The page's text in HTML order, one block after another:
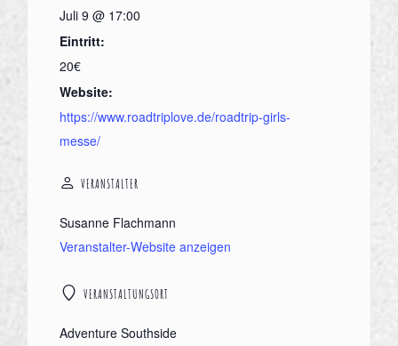
Juli 9 @ 17:00
Eintritt:
20€
Website:
https://www.roadtriplove.de/roadtrip-girls-
messe/
VERANSTALTUNGSORT
Adventure Southside
VERANSTALTER
Susanne Flachmann
Veranstalter-Website anzeigen